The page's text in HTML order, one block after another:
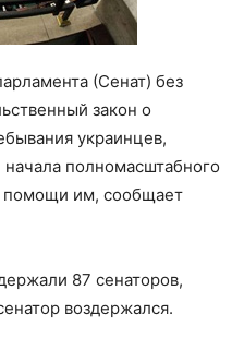
(Сенат) без
закон о
украинцев,
полномасштабного
помощи им, сообщает
87 сенаторов,
воздержался.